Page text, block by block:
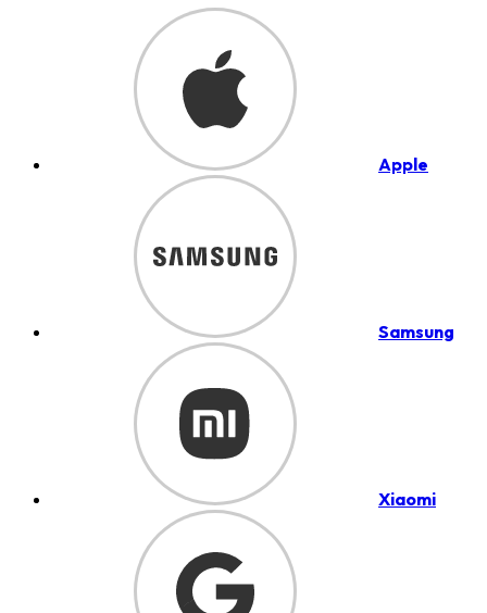
Apple
Samsung
Xiaomi